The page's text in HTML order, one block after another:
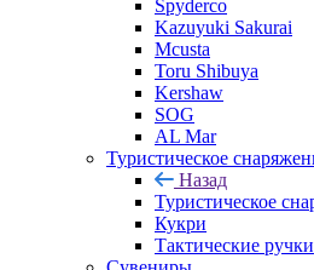
Spyderco
Kazuyuki Sakurai
Mcusta
Toru Shibuya
Kershaw
SOG
AL Mar
Туристическое
Назад
Туристическое
Кукри
Тактические ручки